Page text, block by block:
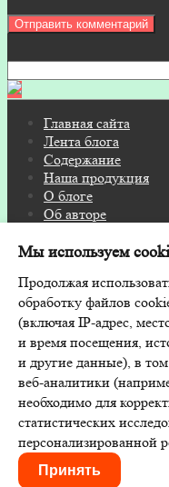
Главная сайта
Лента блога
Содержание
Наша продукция
О блоге
Об авторе
© 2026 Блог на
Главная сайта
Лента блога
Содержание
Наша продукция
О блоге
Об авторе
Контакты
Мы используем
Продолжая
обработку файлов
(включая IP-адрес,
и время посещения,
и другие данные), в
веб-аналитики
необходимо для
статистических
персонализированной
Принять